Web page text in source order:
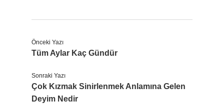
Önceki Yazı
Tüm Aylar Kaç Gündür
Sonraki Yazı
Çok Kızmak Sinirlenmek Anlamına Gelen
Deyim Nedir